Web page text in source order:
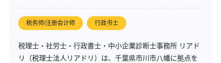
税务师/注册会计师 行政书士
税理士・社労士・行政書士・中小企業診断士事務所 リアド
リ（税理士法人リアドリ）は、千葉県市川市八幡に拠点を